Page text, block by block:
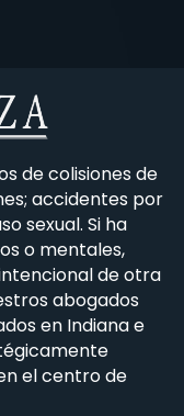
de colisiones de
accidentes por
sexual. Si ha
o mentales,
de otra
abogados
en Indiana e
el centro de